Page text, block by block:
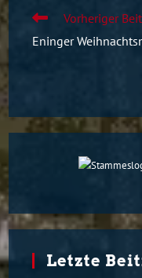
Vorheriger
Eninger
Letzte